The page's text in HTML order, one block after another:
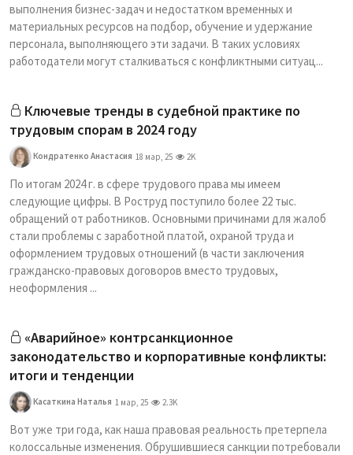
выполнения бизнес-задач и недостатком временных и
материальных ресурсов на подбор, обучение и удержание
персонала, выполняющего эти задачи. В таких условиях
работодатели могут сталкиваться с конфликтными ситуац...
Ключевые тренды в судебной практике по
трудовым спорам в 2024 году
Кондратенко Анастасия 18 мар, 25 2K
По итогам 2024 г. в сфере трудового права мы имеем
следующие цифры. В Роструд поступило более 22 тыс.
обращений от работников. Основными причинами для жалоб
стали проблемы с заработной платой, охраной труда и
оформлением трудовых отношений (в части заключения
гражданско-правовых договоров вместо трудовых,
неоформления ...
«Аварийное» контрсанкционное
законодательство и корпоративные конфликты:
итоги и тенденции
Касаткина Наталья 1 мар, 25 2.3K
Вот уже три года, как наша правовая реальность претерпела
колоссальные изменения. Обрушившиеся санкции потребовали